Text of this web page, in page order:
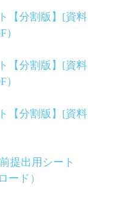
【分割版】[資料
【分割版】[資料
【分割版】[資料
提出用シート
ード）